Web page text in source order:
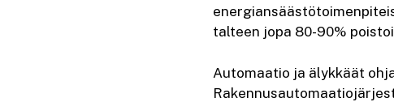
talteen jopa 80-90%
Automaatio ja älykkäät